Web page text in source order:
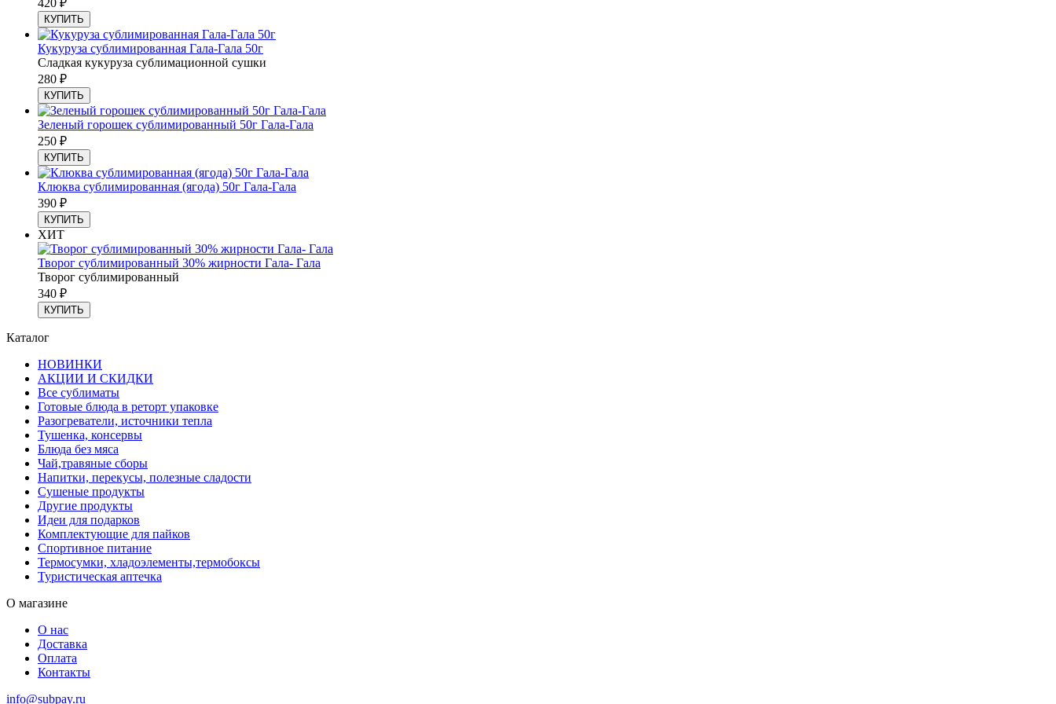
420 ₽
КУПИТЬ
Кукуруза сублимированная Гала-Гала 50г
Сладкая кукуруза сублимационной сушки
280 ₽
КУПИТЬ
Зеленый горошек сублимированный 50г Гала-Гала
250 ₽
КУПИТЬ
Клюква сублимированная (ягода) 50г Гала-Гала
390 ₽
КУПИТЬ
ХИТ
Творог сублимированный 30% жирности Гала- Гала
Творог сублимированный
340 ₽
КУПИТЬ
Каталог
НОВИНКИ
АКЦИИ И СКИДКИ
Все сублиматы
Готовые блюда в реторт упаковке
Разогреватели, источники тепла
Тушенка, консервы
Блюда без мяса
Чай,травяные сборы
Напитки, перекусы, полезные сладости
Сушеные продукты
Другие продукты
Идеи для подарков
Комплектующие для пайков
Спортивное питание
Термосумки, хладоэлементы,термобоксы
Туристическая аптечка
О магазине
О нас
Доставка
Оплата
Контакты
info@subpay.ru